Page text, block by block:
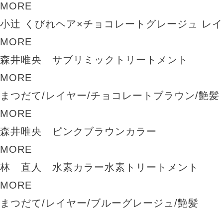
MORE
小辻 くびれヘア×チョコレートグレージュ レ
MORE
森井唯央 サブリミックトリートメント
MORE
まつだて/レイヤー/チョコレートブラウン/艶髪
MORE
森井唯央 ピンクブラウンカラー
MORE
林 直人 水素カラー水素トリートメント
MORE
まつだて/レイヤー/ブルーグレージュ/艶髪